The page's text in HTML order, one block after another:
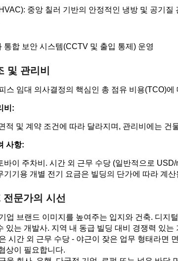
중앙 칠러 기반의 안정적인 냉방 및 공기질
통합 보안 시스템(CCTV 및 출입 통제) 운영
및 관리비
스 임대 의사결정의 핵심인 총 점유 비용(TCO)
비:
적 및 계약 조건에 따라 달라지며, 관리비에는
사항:
바이 주차비. 시간 외 근무 수당 (일반적으로
기기용 개별 전기 요금은 빌딩의 단가에 따라 계산
문가의 시선
업 브랜드 이미지를 높여주는 입지와 건축. 디지
있는 개발사. 지역 내 동급 빌딩 대비 경쟁력 있는
시간 외 근무 수당 - 야근이 잦은 업무 형태라면
상이 필요합니다.